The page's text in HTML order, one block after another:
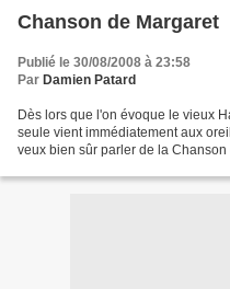
Chanson de Margaret
Publié le 30/08/2008 à 23:58
Par Damien Patard
Dès lors que l'on évoque le vieux
seule vient immédiatement aux
veux bien sûr parler de la